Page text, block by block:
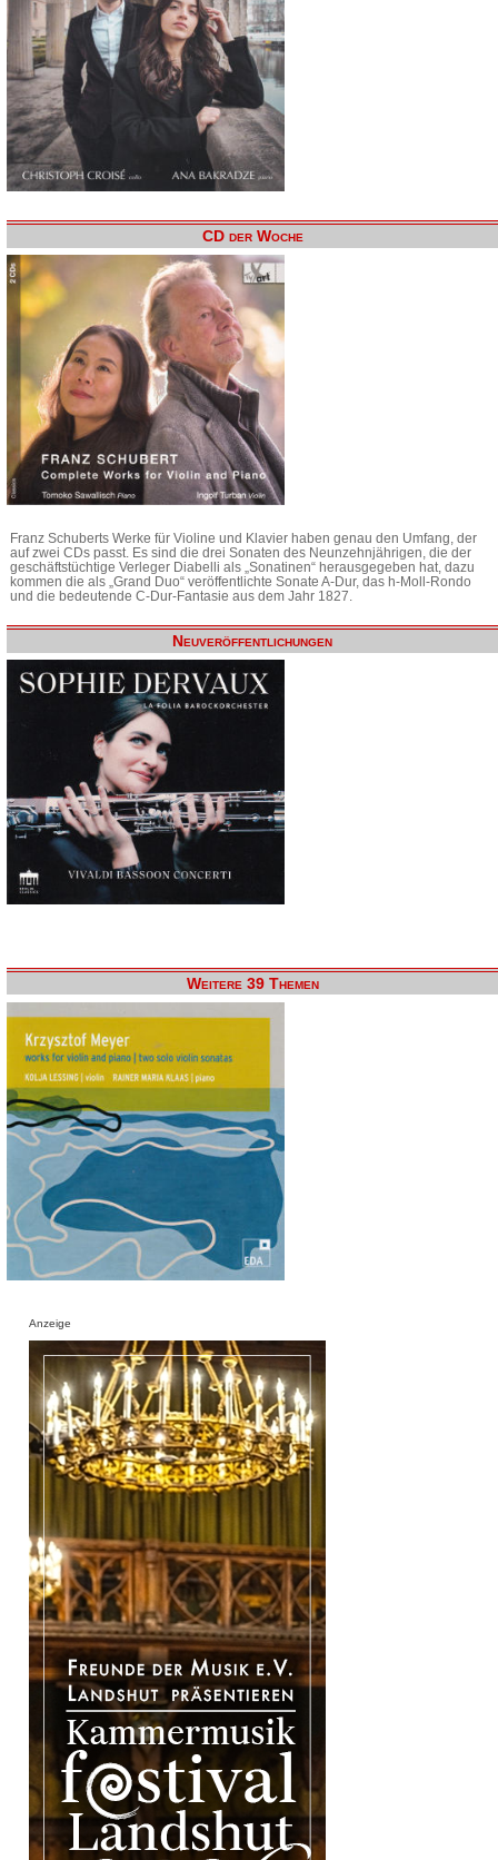
CD der Woche
Franz Schuberts Werke für Violine und Klavier haben genau den Umfang, der
auf zwei CDs passt. Es sind die drei Sonaten des Neunzehnjährigen, die der
geschäftstüchtige Verleger Diabelli als „Sonatinen“ herausgegeben hat, dazu
kommen die als „Grand Duo“ veröffentlichte Sonate A-Dur, das h-Moll-Rondo
und die bedeutende C-Dur-Fantasie aus dem Jahr 1827.
Neuveröffentlichungen
Weitere 39 Themen
Anzeige